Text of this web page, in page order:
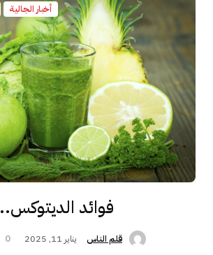
أخبار الجالية
فوائد الديتوكس..
قلم الناس يناير 11, 2025 0